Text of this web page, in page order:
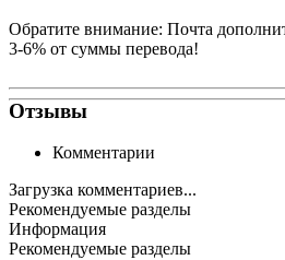
Обратите внимание: Почта
3-6% от суммы перевода!
Отзывы
Комментарии
Загрузка комментариев...
Рекомендуемые разделы
Информация
Рекомендуемые разделы